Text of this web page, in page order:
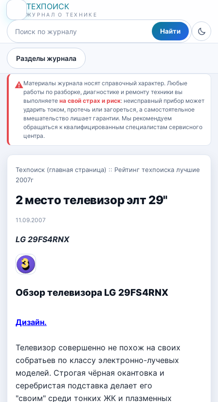
ТЕХПОИСК
ЖУРНАЛ О ТЕХНИКЕ
Найти
Разделы журнала
⚠Материалы журнала носят справочный характер. Любые
работы по разборке, диагностике и ремонту техники вы
выполняете на свой страх и риск: неисправный прибор может
ударить током, протечь или загореться, а самостоятельное
вмешательство лишает гарантии. Мы рекомендуем
обращаться к квалифицированным специалистам сервисного
центра.
Техпоиск (главная страница) :: Рейтинг техпоиска лучшие
2007г
2 место телевизор элт 29"
11.09.2007
LG 29FS4RNX
Обзор телевизора LG 29FS4RNX
Дизайн.
Телевизор совершенно не похож на своих
собратьев по классу электронно-лучевых
моделей. Строгая чёрная окантовка и
серебристая подставка делает его
"своим" среди тонких ЖК и плазменных